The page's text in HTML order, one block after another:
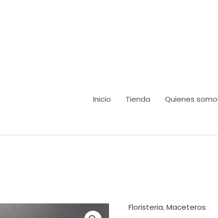
Inicio Tienda Quienes
Floristeria,Maceteros